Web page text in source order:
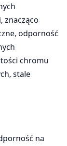
znacząco
odporność
chromu
stale
na